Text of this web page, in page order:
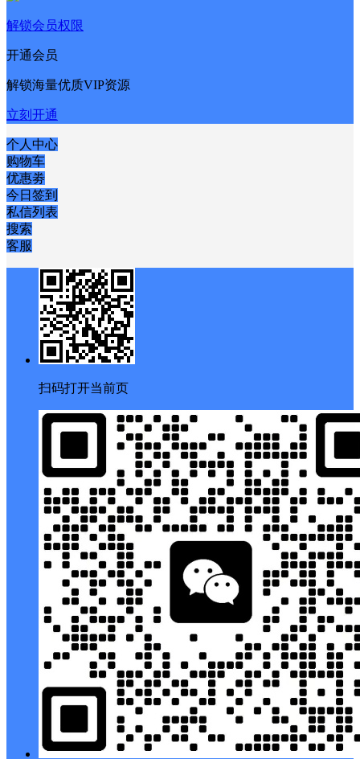
解锁会员权限
开通会员
解锁海量优质VIP资源
立刻开通
个人中心
购物车
优惠劵
今日签到
私信列表
搜索
客服
扫码打开当前页